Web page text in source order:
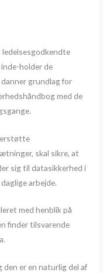
holder de
grundlag for
med de
skal sikre, at
sig til datasikkerhed i
arbejde.
med henblik på
finder tilsvarende
er en naturlig del af